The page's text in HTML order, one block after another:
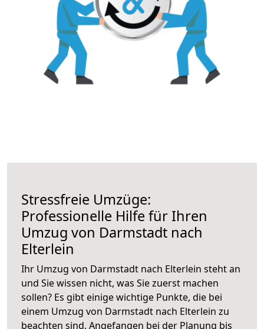
Stressfreie Umzüge:
Professionelle Hilfe für Ihren
Umzug von Darmstadt nach
Elterlein
Ihr Umzug von Darmstadt nach Elterlein steht an
und Sie wissen nicht, was Sie zuerst machen
sollen? Es gibt einige wichtige Punkte, die bei
einem Umzug von Darmstadt nach Elterlein zu
beachten sind. Angefangen bei der Planung bis